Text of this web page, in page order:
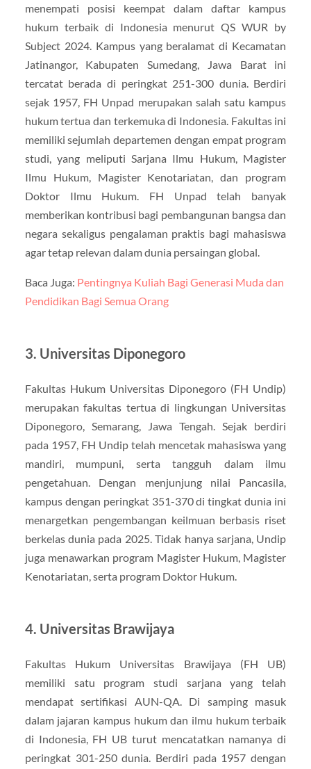
menempati posisi keempat dalam daftar kampus
hukum terbaik di Indonesia menurut QS WUR by
Subject 2024. Kampus yang beralamat di Kecamatan
Jatinangor, Kabupaten Sumedang, Jawa Barat ini
tercatat berada di peringkat 251-300 dunia. Berdiri
sejak 1957, FH Unpad merupakan salah satu kampus
hukum tertua dan terkemuka di Indonesia. Fakultas ini
memiliki sejumlah departemen dengan empat program
studi, yang meliputi Sarjana Ilmu Hukum, Magister
Ilmu Hukum, Magister Kenotariatan, dan program
Doktor Ilmu Hukum. FH Unpad telah banyak
memberikan kontribusi bagi pembangunan bangsa dan
negara sekaligus pengalaman praktis bagi mahasiswa
agar tetap relevan dalam dunia persaingan global.
Baca Juga: Pentingnya Kuliah Bagi Generasi Muda dan
Pendidikan Bagi Semua Orang
3. Universitas Diponegoro
Fakultas Hukum Universitas Diponegoro (FH Undip)
merupakan fakultas tertua di lingkungan Universitas
Diponegoro, Semarang, Jawa Tengah. Sejak berdiri
pada 1957, FH Undip telah mencetak mahasiswa yang
mandiri, mumpuni, serta tangguh dalam ilmu
pengetahuan. Dengan menjunjung nilai Pancasila,
kampus dengan peringkat 351-370 di tingkat dunia ini
menargetkan pengembangan keilmuan berbasis riset
berkelas dunia pada 2025. Tidak hanya sarjana, Undip
juga menawarkan program Magister Hukum, Magister
Kenotariatan, serta program Doktor Hukum.
4. Universitas Brawijaya
Fakultas Hukum Universitas Brawijaya (FH UB)
memiliki satu program studi sarjana yang telah
mendapat sertifikasi AUN-QA. Di samping masuk
dalam jajaran kampus hukum dan ilmu hukum terbaik
di Indonesia, FH UB turut mencatatkan namanya di
peringkat 301-250 dunia. Berdiri pada 1957 dengan